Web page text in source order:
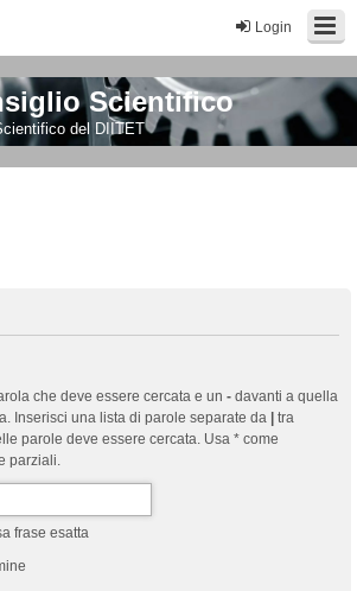
Login
Scientifico
del DIITET
che deve essere cercata e un - davanti a quella
Inserisci una lista di parole separate da
tra
parole deve essere cercata. Usa * come
parziali.
frase esatta